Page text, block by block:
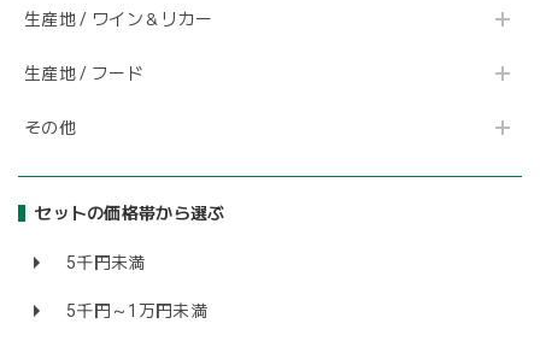
生産地 / ワイン＆リカー
生産地 / フード
その他
セットの価格帯から選ぶ
5千円未満
5千円～1万円未満